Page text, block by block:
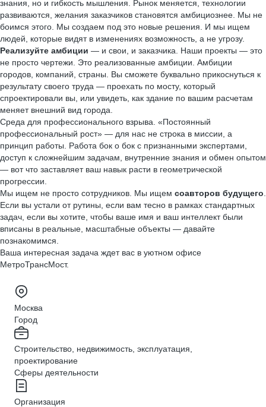
знания, но и гибкость мышления. Рынок меняется, технологии
развиваются, желания заказчиков становятся амбициознее. Мы не
боимся этого. Мы создаем под это новые решения. И мы ищем
людей, которые видят в изменениях возможность, а не угрозу.
Реализуйте амбиции — и свои, и заказчика. Наши проекты — это
не просто чертежи. Это реализованные амбиции. Амбиции
городов, компаний, страны. Вы сможете буквально прикоснуться к
результату своего труда — проехать по мосту, который
спроектировали вы, или увидеть, как здание по вашим расчетам
меняет внешний вид города.
Среда для профессионального взрыва. «Постоянный
профессиональный рост» — для нас не строка в миссии, а
принцип работы. Работа бок о бок с признанными экспертами,
доступ к сложнейшим задачам, внутренние знания и обмен опытом
— вот что заставляет ваш навык расти в геометрической
прогрессии.
Мы ищем не просто сотрудников. Мы ищем соавторов будущего
Если вы устали от рутины, если вам тесно в рамках стандартных
задач, если вы хотите, чтобы ваше имя и ваш интеллект были
вписаны в реальные, масштабные объекты — давайте
познакомимся.
Ваша интересная задача ждет вас в уютном офисе
МетроТрансМост.
Москва
Город
Строительство, недвижимость, эксплуатация,
проектирование
Сферы деятельности
Организация